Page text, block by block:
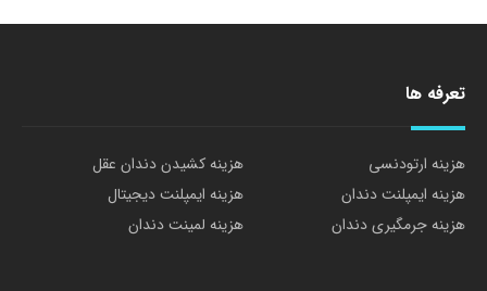
تعرفه ها
هزینه ارتودنسی
هزینه کشیدن دندان عقل
هزینه ایمپلنت دندان
هزینه ایمپلنت دیجیتال
هزینه جرمگیری دندان
هزینه لمینت دندان